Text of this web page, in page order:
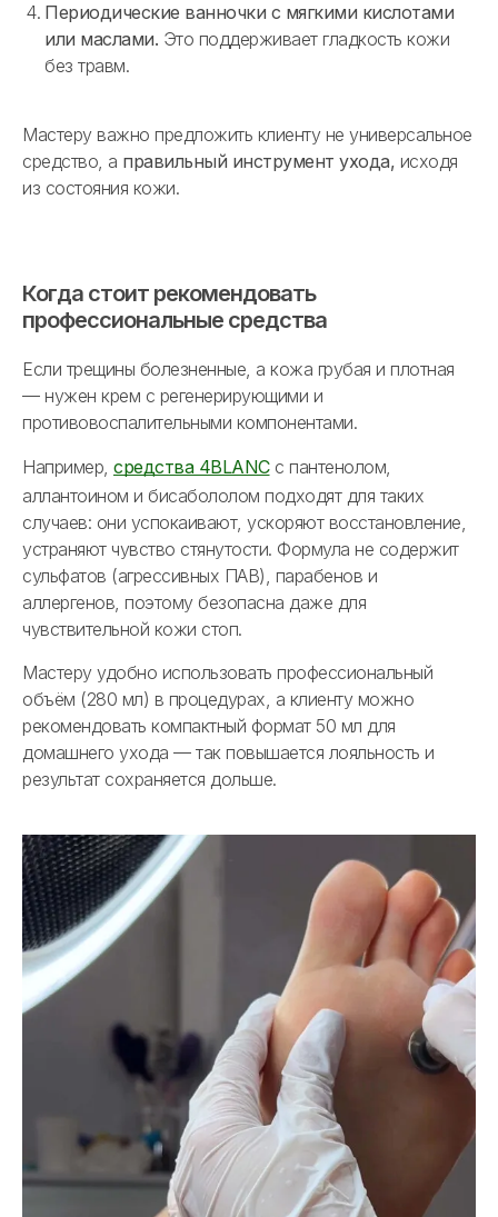
Периодические ванночки с мягкими кислотами
или маслами. Это поддерживает гладкость кожи
без травм.
Мастеру важно предложить клиенту не универсальное
средство, а правильный инструмент ухода, исходя
из состояния кожи.
Когда стоит рекомендовать
профессиональные средства
Если трещины болезненные, а кожа грубая и плотная
— нужен крем с регенерирующими и
противовоспалительными компонентами.
Например, средства 4BLANCс пантенолом,
аллантоином и бисабололом подходят для таких
случаев: они успокаивают, ускоряют восстановление,
устраняют чувство стянутости. Формула не содержит
сульфатов (агрессивных ПАВ), парабенов и
аллергенов, поэтому безопасна даже для
чувствительной кожи стоп.
Мастеру удобно использовать профессиональный
объём (280 мл) в процедурах, а клиенту можно
рекомендовать компактный формат 50 мл для
домашнего ухода — так повышается лояльность и
результат сохраняется дольше.